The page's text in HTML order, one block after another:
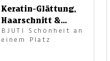
Keratin-Glättung,
Haarschnitt &
Föhnfrisur
BJUTI Schönheit an
einem Platz